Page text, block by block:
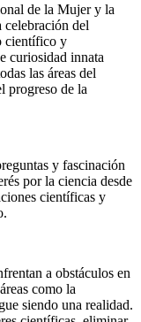
de la Mujer y la
del
científico y
curiosidad innata
las áreas del
progreso de la
y fascinación
por la ciencia desde
científicas y
a obstáculos en
como la
siendo una realidad.